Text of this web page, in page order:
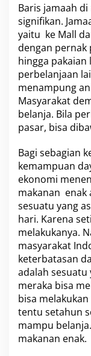
Baris jamaah
signifikan.
yaitu ke Mall
dengan pernak
hingga
perbelanjaan
menampung
Masyarakat
belanja. Bila
pasar, bisa
Bagi sebagian
kemampuan
ekonomi
makanan enak
sesuatu yang
hari. Karena
melakukanya.
masyarakat
keterbatasan
adalah sesuatu
meraka bisa
bisa
tentu setahun
mampu
makanan enak.